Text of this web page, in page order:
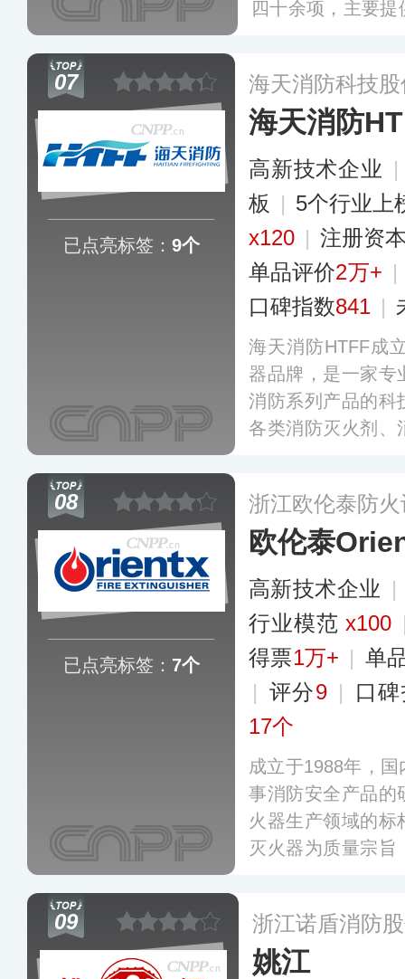
四十余项，主要
和地区，受全球客
07
已点亮标签： 9个
海天消防科技
海天消防
高新技术企业
板 | 5个行业上
x120 | 注册资
单品评价2万+ |
口碑指数841 |
海天消防HTFF成
器品牌，是一家专
消防系列产品的科
各类消防灭火剂、
08
已点亮标签： 7个
浙江欧伦泰防
欧伦泰
高新技术企业 |
行业模范x100
得票1万+ | 单
| 评分9 |
口
17个
成立于1988年，
事消防安全产品的
火器生产领域的标
灭火器为质量宗旨
集团公司，同时远
09 浙江诺盾消防
姚江